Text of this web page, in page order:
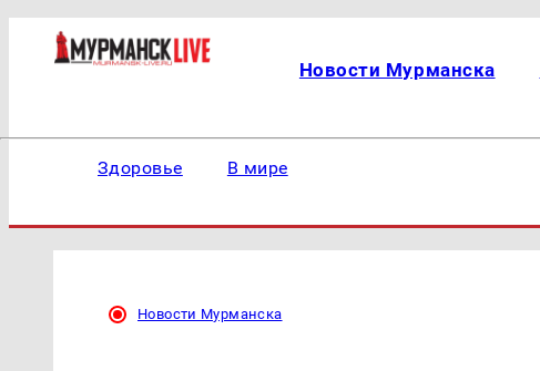
Новости Мурманска
Здоровье В мире
Новости Мурманска